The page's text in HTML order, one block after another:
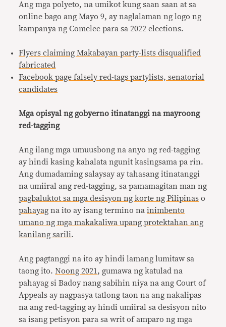
Ang mga polyeto, na umikot kung saan saan at sa
online bago ang Mayo 9, ay naglalaman ng logo ng
kampanya ng Comelec para sa 2022 elections.
Flyers claiming Makabayan party-lists disqualified
fabricated
Facebook page falsely red-tags partylists, senatorial
candidates
Mga opisyal ng gobyerno itinatanggi na mayroong
red-tagging
Ang ilang mga umuusbong na anyo ng red-tagging
ay hindi kasing kahalata ngunit kasingsama pa rin.
Ang dumadaming salaysay ay tahasang itinatanggi
na umiiral ang red-tagging, sa pamamagitan man ng
pagbaluktot sa mga desisyon ng korte ng Pilipinas o
pahayag na ito ay isang termino nainimbento
umano ng mga makakaliwa upang protektahan ang
kanilang sarili.
Ang pagtanggi na ito ay hindi lamang lumitaw sa
taong ito.Noong 2021, gumawa ng katulad na
pahayag si Badoy nang sabihin niya na ang Court of
Appeals ay nagpasya tatlong taon na ang nakalipas
na ang red-tagging ay hindi umiiral sa desisyon nito
sa isang petisyon para sa writ of amparo ng mga